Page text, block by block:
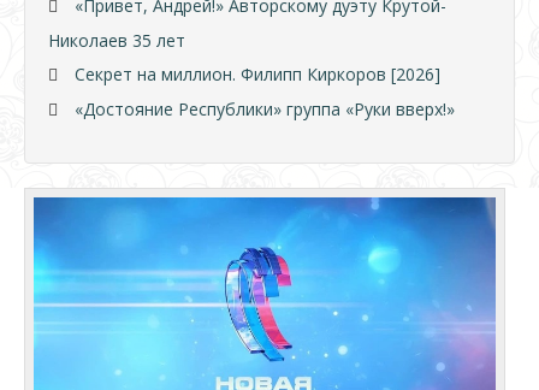
«Привет, Андрей!» Авторскому дуэту Крутой-
Николаев 35 лет
Секрет на миллион. Филипп Киркоров [2026]
«Достояние Республики» группа «Руки вверх!»